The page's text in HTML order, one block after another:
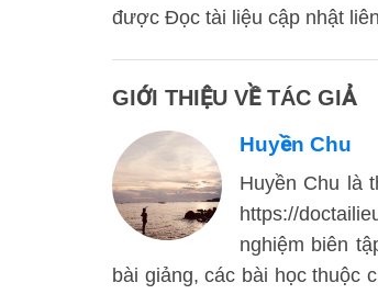
được Đọc tài liệu cập nhật
GIỚI THIỆU VỀ TÁC GIẢ
Huyền Chu
Huyền Chu là
https://
nghiệm biên
bài giảng, các bài học thuộc